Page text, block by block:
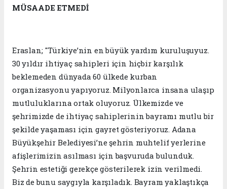
MÜSAADE ETMEDİ
Eraslan; "Türkiye’nin en büyük yardım kuruluşuyuz.
30 yıldır ihtiyaç sahipleri için hiçbir karşılık
beklemeden dünyada 60 ülkede kurban
organizasyonu yapıyoruz. Milyonlarca insana ulaşıp
mutluluklarına ortak oluyoruz. Ülkemizde ve
şehrimizde de ihtiyaç sahiplerinin bayramı mutlu bir
şekilde yaşaması için gayret gösteriyoruz. Adana
Büyükşehir Belediyesi’ne şehrin muhtelif yerlerine
afişlerimizin asılması için başvuruda bulunduk.
Şehrin estetiği gerekçe gösterilerek izin verilmedi.
Biz de bunu saygıyla karşıladık. Bayram yaklaştıkça